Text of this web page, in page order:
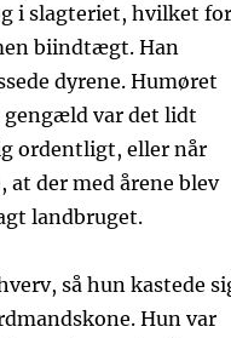
i slagteriet, hvilket for
biindtægt. Han
dyrene. Humøret
gengæld var det lidt
ordentligt, eller når
der med årene blev
landbruget.
så hun kastede
Hun var